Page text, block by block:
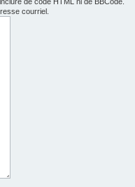
courriel.